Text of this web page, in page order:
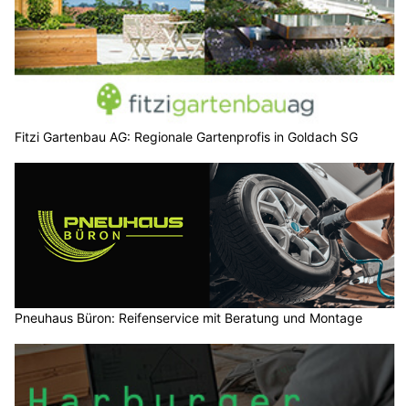
Fitzi Gartenbau AG: Regionale Gartenprofis in Goldach SG
Pneuhaus Büron: Reifenservice mit Beratung und Montage